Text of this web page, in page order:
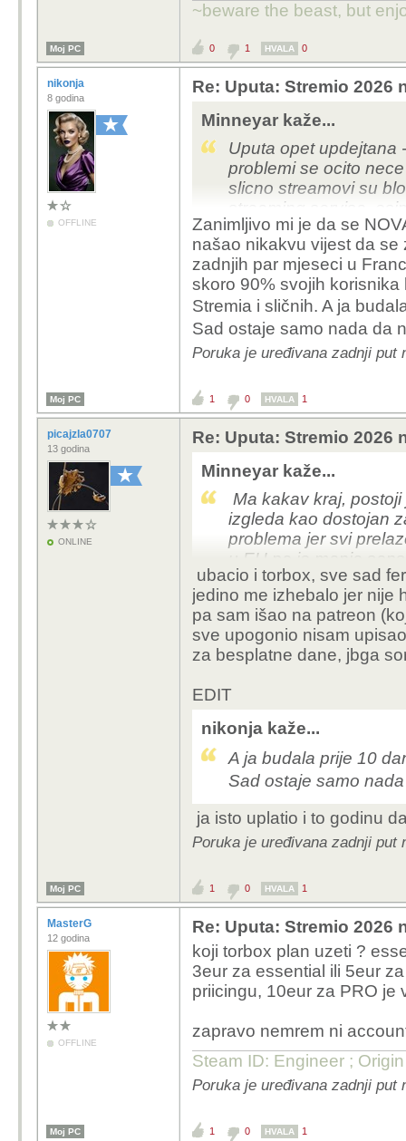
~beware the beast, but
Moj PC 0 1 HVALA 0
nikonja
8 godina
OFFLINE
Re: Uputa: Stremio 2026
Minneyar kaže...
Uputa opet updejtana
problemi se ocito
slicno streamovi su
streaming servisa,
se provuce kroz filter.
preporucam Torbox
uplacenih RD dana,
opciju, ak vas
nisu blokirani).
Zanimljivo mi je da se
našao nikakvu vijest da se
zadnjih par mjeseci u
skoro 90% svojih
Stremia i sličnih. A ja
Sad ostaje samo nada da
Poruka je uređivana zadnji put
Moj PC 1 0 HVALA 1
picajzla0707
13 godina
ONLINE
Re: Uputa: Stremio 2026
Minneyar kaže...
Ma kakav kraj,
izgleda kao dostojan
problema jer svi
u EU pa je manja
buducnosti.
ubacio i torbox, sve sad
jedino me izhebalo jer nije
pa sam išao na patreon
sve upogonio nisam
za besplatne dane, jbga
EDIT
nikonja kaže...
A ja budala prije 10
Sad ostaje samo
ja isto uplatio i to godinu
Poruka je uređivana zadnji put
Moj PC 1 0 HVALA 1
MasterG
12 godina
OFFLINE
Re: Uputa: Stremio 2026
koji torbox plan uzeti ?
3eur za essential ili 5eur
priicingu, 10eur za PRO je
zapravo nemrem ni
Steam ID: Engineer ;
Poruka je uređivana zadnji put
Moj PC 1 0 HVALA 1